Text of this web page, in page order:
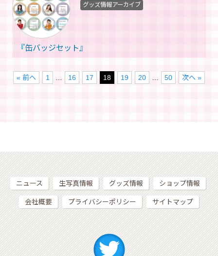
『缶バッジセット』
グッズ情報アーカイブ
« 前へ 1 16 17 18 19 20 50 次へ »
ニュース 生写真情報 グッズ情報 ショップ情報
会社概要 プライバシーポリシー サイトマップ